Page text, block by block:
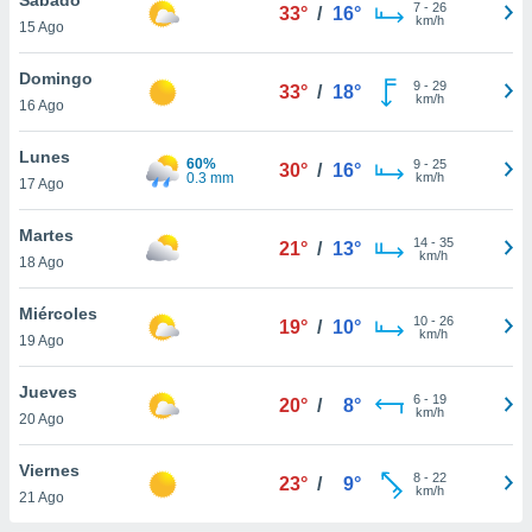
y
en
más
de
15 Ago
33° / 16° 7- 26
km/h
Domingo
16 Ago
33° / 18° 9- 29
km/h
Lunes
17 Ago
60%
0.3 mm
30° / 16° 9- 25
km/h
Martes
18 Ago
21° / 13° 14- 35
km/h
Miércoles
19 Ago
19° / 10° 10- 26
km/h
Jueves
20 Ago
20° / 8° 6- 19
km/h
Viernes
21 Ago
23° / 9° 8- 22
km/h